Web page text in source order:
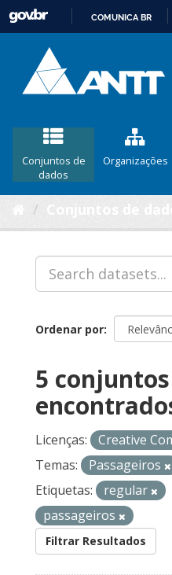
COMUNICA BR
Conjuntos de
dados
Organizações
Ordenar por
5
Licenças:
Creative
Temas:
Passageiros
Etiquetas:
regular
passageiros
Filtrar Resultados